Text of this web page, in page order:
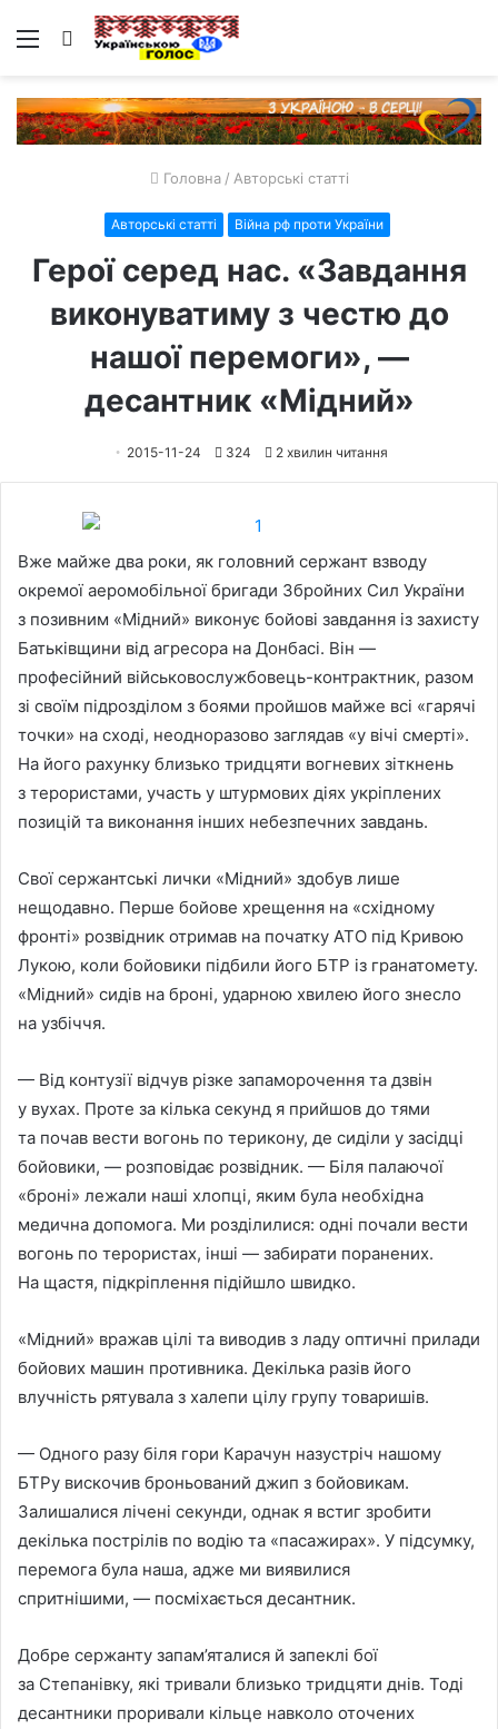
Меню Пошук
Головна / Авторські статті
Авторські статті Війна рф проти України
Герої серед нас. «Завдання
виконуватиму з честю до
нашої перемоги», —
десантник «Мідний»
2015-11-24 324 2 хвилин читання
Вже майже два роки, як головний сержант взводу
окремої аеромобільної бригади Збройних Сил України
з позивним «Мідний» виконує бойові завдання із захисту
Батьківщини від агресора на Донбасі. Він —
професійний військовослужбовець-контрактник, разом
зі своїм підрозділом з боями пройшов майже всі «гарячі
точки» на сході, неодноразово заглядав «у вічі смерті».
На його рахунку близько тридцяти вогневих зіткнень
з терористами, участь у штурмових діях укріплених
позицій та виконання інших небезпечних завдань.
Свої сержантські лички «Мідний» здобув лише
нещодавно. Перше бойове хрещення на «східному
фронті» розвідник отримав на початку АТО під Кривою
Лукою, коли бойовики підбили його БТР із гранатомету.
«Мідний» сидів на броні, ударною хвилею його знесло
на узбіччя.
— Від контузії відчув різке запаморочення та дзвін
у вухах. Проте за кілька секунд я прийшов до тями
та почав вести вогонь по терикону, де сиділи у засідці
бойовики, — розповідає розвідник. — Біля палаючої
«броні» лежали наші хлопці, яким була необхідна
медична допомога. Ми розділилися: одні почали вести
вогонь по терористах, інші — забирати поранених.
На щастя, підкріплення підійшло швидко.
«Мідний» вражав цілі та виводив з ладу оптичні прилади
бойових машин противника. Декілька разів його
влучність рятувала з халепи цілу групу товаришів.
— Одного разу біля гори Карачун назустріч нашому
БТРу вискочив броньований джип з бойовикам.
Залишалися лічені секунди, однак я встиг зробити
декілька пострілів по водію та «пасажирах». У підсумку,
перемога була наша, адже ми виявилися
спритнішими, — посміхається десантник.
Добре сержанту запам’яталися й запеклі бої
за Степанівку, які тривали близько тридцяти днів. Тоді
десантники проривали кільце навколо оточених